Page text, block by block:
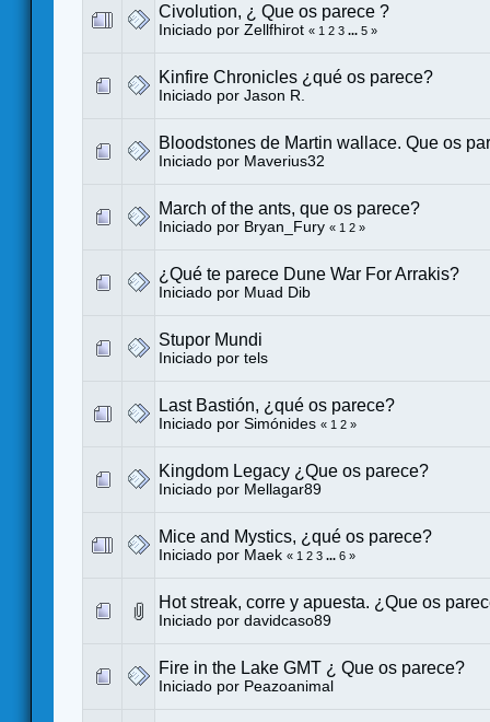
Civolution, ¿ Que os parece ?
Iniciado por Zellfhirot « 1 2 3 ... 5 »
Kinfire Chronicles ¿qué os parece?
Iniciado por Jason R.
Bloodstones de Martin wallace. Que os
Iniciado por Maverius32
March of the ants, que os parece?
Iniciado por Bryan_Fury « 1 2 »
¿Qué te parece Dune War For Arrakis?
Iniciado por Muad Dib
Stupor Mundi
Iniciado por tels
Last Bastión, ¿qué os parece?
Iniciado por Simónides « 1 2 »
Kingdom Legacy ¿Que os parece?
Iniciado por Mellagar89
Mice and Mystics, ¿qué os parece?
Iniciado por Maek « 1 2 3 ... 6 »
Hot streak, corre y apuesta. ¿Que os
Iniciado por davidcaso89
Fire in the Lake GMT ¿ Que os parece?
Iniciado por Peazoanimal